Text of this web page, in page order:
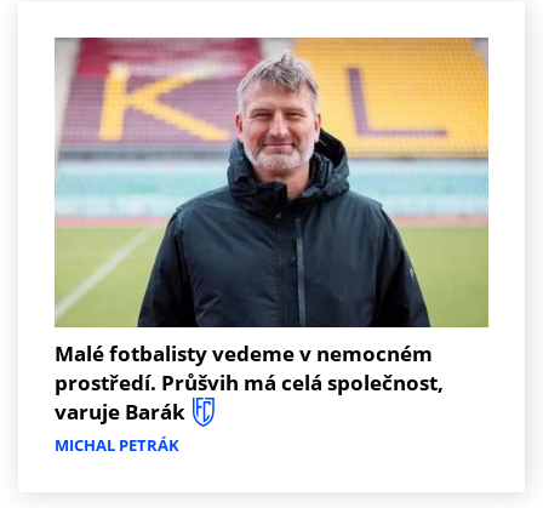
Malé fotbalisty vedeme v nemocném
prostředí. Průšvih má celá společnost,
varuje Barák
MICHAL PETRÁK